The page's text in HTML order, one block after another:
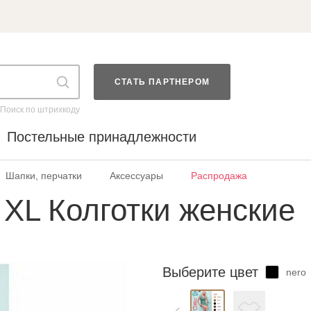
Поиск по штрихкоду
СТАТЬ ПАРТНЕРОМ
Постельные принадлежности
Шапки, перчатки Аксессуары Распродажа
Колготки женские
Выберите цвет nero